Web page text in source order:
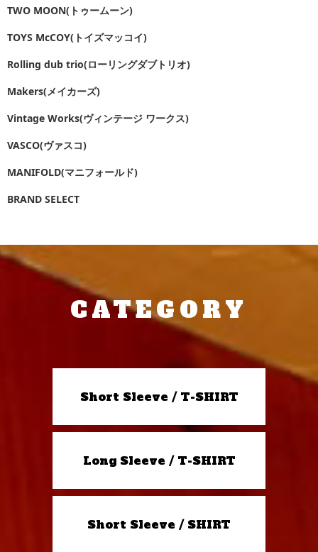
TWO MOON(トゥームーン)
TOYS McCOY(トイズマッコイ)
Rolling dub trio(ローリングダブトリオ)
Makers(メイカーズ)
Vintage Works(ヴィンテージ ワークス)
VASCO(ヴァスコ)
MANIFOLD(マニフォールド)
BRAND SELECT
CATEGORY
Short Sleeve / T-SHIRT
Long Sleeve / T-SHIRT
Short Sleeve / SHIRT